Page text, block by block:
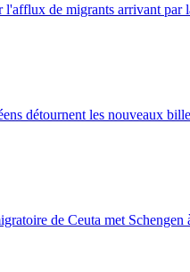
l'afflux de migrants arrivant par
détournent les nouveaux
de Ceuta met Schengen